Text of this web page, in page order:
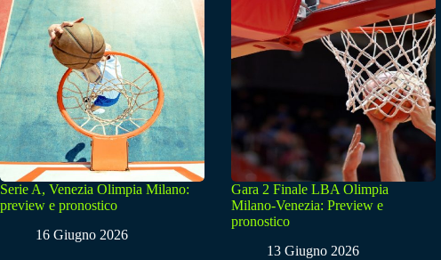
Serie A, Venezia Olimpia Milano:
preview e pronostico
16 Giugno 2026
Gara 2 Finale LBA Olimpia
Milano-Venezia: Preview e
pronostico
13 Giugno 2026